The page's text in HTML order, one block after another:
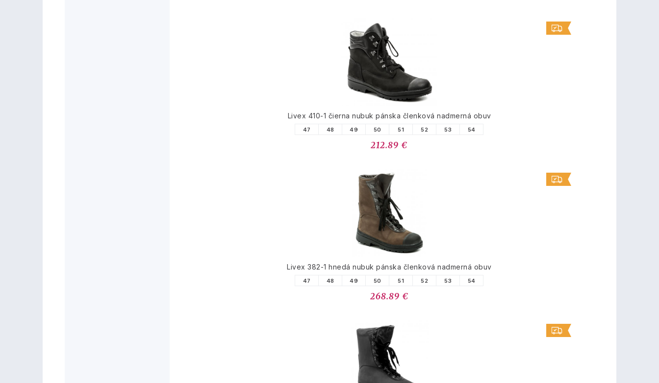
Livex 410-1 čierna nubuk pánska členková nadmerná obuv
47 48 49 50 51 52 53 54
212.89 €
Livex 382-1 hnedá nubuk pánska členková nadmerná obuv
47 48 49 50 51 52 53 54
268.89 €